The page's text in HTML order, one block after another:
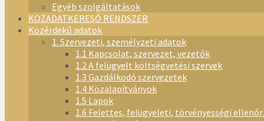
Egyéb szolgáltatások
KÖZADATKERESŐ RENDSZER
Közérdekű adatok
1. Szervezeti, személyzeti adatok
1.1 Kapcsolat, szervezet, vezetők
1.2 A felügyelt költségvetési szervek
1.3 Gazdálkodó szervezetek
1.4 Közalapítványok
1.5 Lapok
1.6 Felettes, felügyeleti, törvényességi